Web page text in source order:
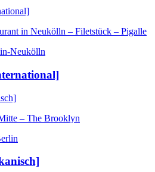
in Neukölln – Filetstück – Pigalle
Neukölln
– The Brooklyn